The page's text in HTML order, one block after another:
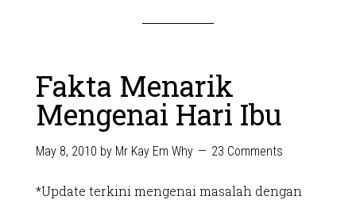
Fakta Menarik
Mengenai Hari Ibu
May 8, 2010 by Mr Kay Em Why 23 Comments
*Update terkini mengenai masalah dengan